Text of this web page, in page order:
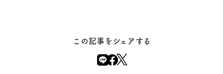
この記事をシェアする